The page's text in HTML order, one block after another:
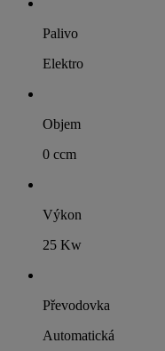
Palivo
Elektro
Objem
0 ccm
Výkon
25 Kw
Převodovka
Automatická